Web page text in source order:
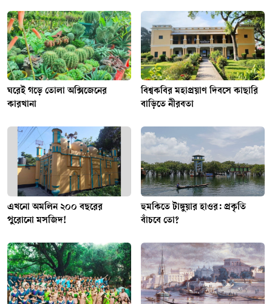
ঘরেই গড়ে তোলা অক্সিজেনের
কারখানা
বিশ্বকবির মহাপ্রয়াণ দিবসে কাছারি
বাড়িতে নীরবতা
এখনো অমলিন ২০০ বছরের
পুরোনো মসজিদ!
হুমকিতে টাঙ্গুয়ার হাওর: প্রকৃতি
বাঁচবে তো?